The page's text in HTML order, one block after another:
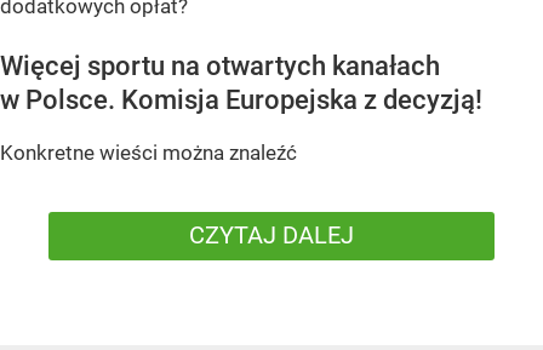
dodatkowych opłat?
Więcej sportu na otwartych kanałach
w Polsce. Komisja Europejska z decyzją!
Konkretne wieści można znaleźć
CZYTAJ DALEJ